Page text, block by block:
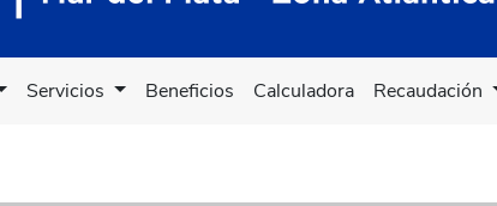
Servicios Beneficios Calculadora Recaudación